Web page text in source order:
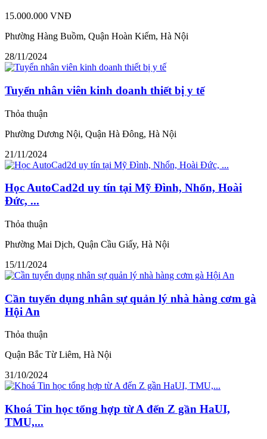
15.000.000 VNĐ
Phường Hàng Buồm, Quận Hoàn Kiếm, Hà Nội
28/11/2024
Tuyển nhân viên kinh doanh thiết bị y tế
Thỏa thuận
Phường Dương Nội, Quận Hà Đông, Hà Nội
21/11/2024
Học AutoCad2d uy tín tại Mỹ Đình, Nhổn, Hoài
Đức, ...
Thỏa thuận
Phường Mai Dịch, Quận Cầu Giấy, Hà Nội
15/11/2024
Cần tuyển dụng nhân sự quản lý nhà hàng cơm gà
Hội An
Thỏa thuận
Quận Bắc Từ Liêm, Hà Nội
31/10/2024
Khoá Tin học tổng hợp từ A đến Z gần HaUI,
TMU,...